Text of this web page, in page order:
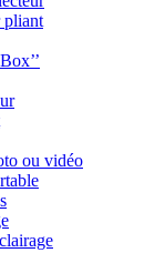
pliant
ou vidéo